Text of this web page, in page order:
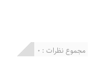
مجموع نظرات : 0